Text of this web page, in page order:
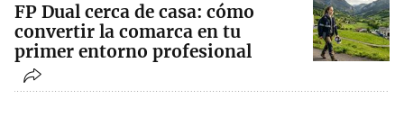
FP Dual cerca de casa: cómo
convertir la comarca en tu
primer entorno profesional